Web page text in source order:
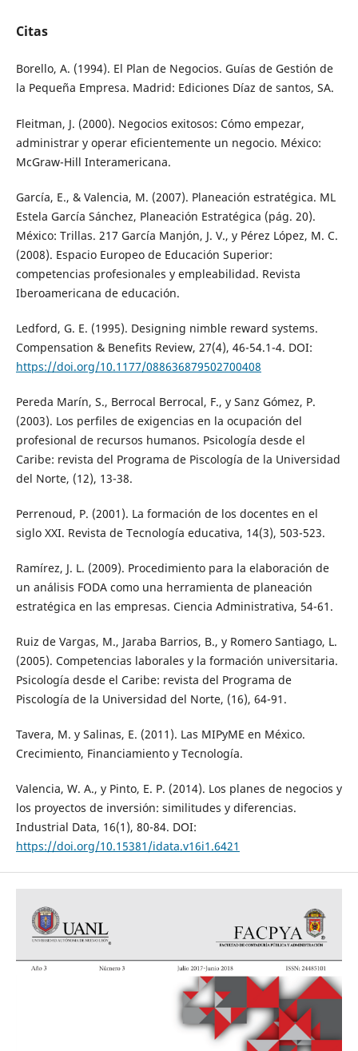
Citas
Borello, A. (1994). El Plan de Negocios. Guías de Gestión de
la Pequeña Empresa. Madrid: Ediciones Díaz de santos, SA.
Fleitman, J. (2000). Negocios exitosos: Cómo empezar,
administrar y operar eficientemente un negocio. México:
McGraw-Hill Interamericana.
García, E., & Valencia, M. (2007). Planeación estratégica. ML
Estela García Sánchez, Planeación Estratégica (pág. 20).
México: Trillas. 217 García Manjón, J. V., y Pérez López, M. C.
(2008). Espacio Europeo de Educación Superior:
competencias profesionales y empleabilidad. Revista
Iberoamericana de educación.
Ledford, G. E. (1995). Designing nimble reward systems.
Compensation & Benefits Review, 27(4), 46-54.1-4. DOI:
https://doi.org/10.1177/088636879502700408
Pereda Marín, S., Berrocal Berrocal, F., y Sanz Gómez, P.
(2003). Los perfiles de exigencias en la ocupación del
profesional de recursos humanos. Psicología desde el
Caribe: revista del Programa de Piscología de la Universidad
del Norte, (12), 13-38.
Perrenoud, P. (2001). La formación de los docentes en el
siglo XXI. Revista de Tecnología educativa, 14(3), 503-523.
Ramírez, J. L. (2009). Procedimiento para la elaboración de
un análisis FODA como una herramienta de planeación
estratégica en las empresas. Ciencia Administrativa, 54-61.
Ruiz de Vargas, M., Jaraba Barrios, B., y Romero Santiago, L.
(2005). Competencias laborales y la formación universitaria.
Psicología desde el Caribe: revista del Programa de
Piscología de la Universidad del Norte, (16), 64-91.
Tavera, M. y Salinas, E. (2011). Las MIPyME en México.
Crecimiento, Financiamiento y Tecnología.
Valencia, W. A., y Pinto, E. P. (2014). Los planes de negocios y
los proyectos de inversión: similitudes y diferencias.
Industrial Data, 16(1), 80-84. DOI:
https://doi.org/10.15381/idata.v16i1.6421